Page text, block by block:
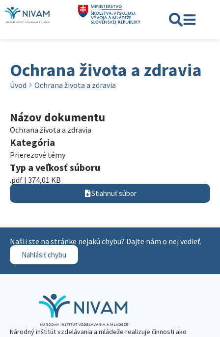
Ochrana života a zdravia
Úvod Ochrana života a zdravia
Názov dokumentu
Ochrana života a zdravia
Kategória
Prierezové témy
Typ a veľkosť súboru
.pdf | 374,01 KB
Stiahnuť súbor
Našli ste na stránke nejakú chybu? Dajte nám o nej vedieť.
Nahlásiť chybu
Národný inštitút vzdelávania a mládeže realizuje činnosti ako